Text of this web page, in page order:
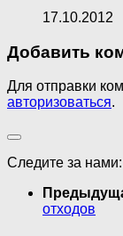
17.10.2012
Добавить
Для отправки
авторизоваться.
Следите за нами:
отходов